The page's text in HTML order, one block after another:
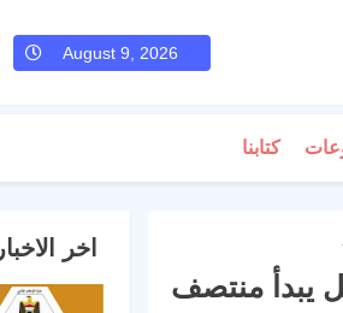
August 9, 2026
كتابنا
يبدأ منتصف
اخر الاخبار